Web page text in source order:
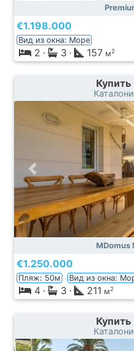
€1.198.000
Вид из окна: Море
2 · 3 · 157 м2
MDomus
€1.250.000
Пляж: 50м
Вид из окна:
4 · 3 · 211 м2